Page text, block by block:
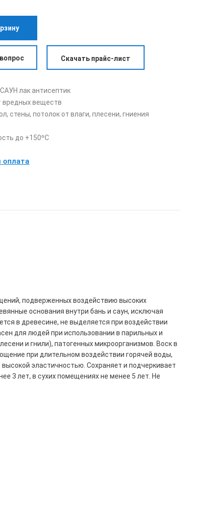
Скачать прайс-лист
лак антисептик
вредных веществ
стены, потолок от влаги, плесени, гниения
до +150ºС
оплата
подверженных воздействию высоких
основания внутри бань и саун, исключая
в древесине, не выделяется при воздействии
для людей при использовании в парильных и
и гнили), патогенных микроорганизмов. Воск в
при длительном воздействии горячей воды,
эластичностью. Сохраняет и подчеркивает
3 лет, в сухих помещениях не менее 5 лет. Не